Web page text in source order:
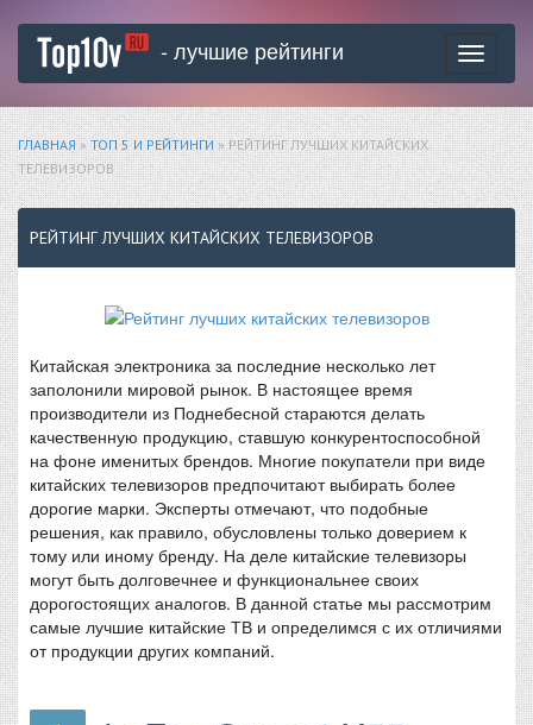
Toggle
- лучшие рейтинги
ГЛАВНАЯ »ТОП 5 И РЕЙТИНГИ» РЕЙТИНГ ЛУЧШИХ КИТАЙСКИХ
ТЕЛЕВИЗОРОВ
РЕЙТИНГ ЛУЧШИХ КИТАЙСКИХ ТЕЛЕВИЗОРОВ
Китайская электроника за последние несколько лет
заполонили мировой рынок. В настоящее время
производители из Поднебесной стараются делать
качественную продукцию, ставшую конкурентоспособной
на фоне именитых брендов. Многие покупатели при виде
китайских телевизоров предпочитают выбирать более
дорогие марки. Эксперты отмечают, что подобные
решения, как правило, обусловлены только доверием к
тому или иному бренду. На деле китайские телевизоры
могут быть долговечнее и функциональнее своих
дорогостоящих аналогов. В данной статье мы рассмотрим
самые лучшие китайские ТВ и определимся с их отличиями
от продукции других компаний.